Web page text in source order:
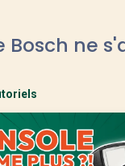
Bosch ne